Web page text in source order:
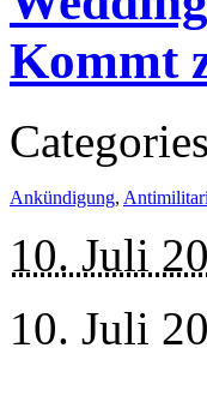
Kommt
Ankündigung,
10. Juli
10. Juli